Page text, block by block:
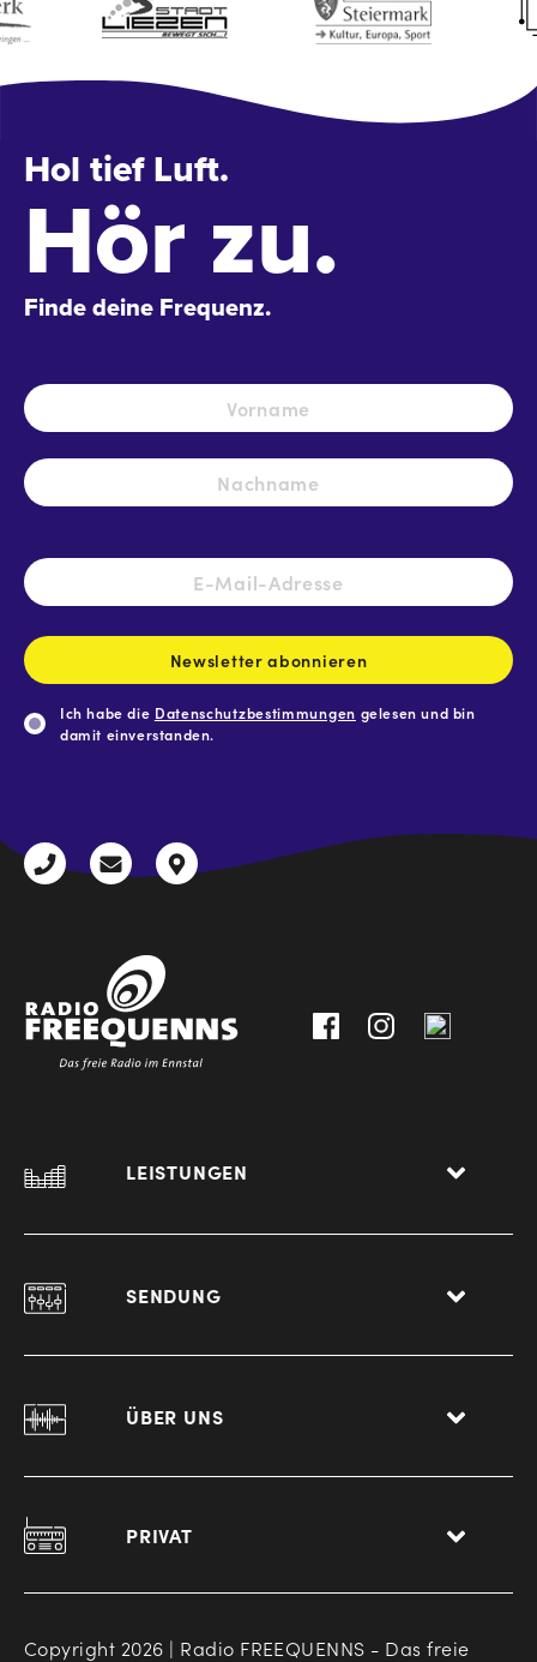
Hol tief Luft.
Hör zu.
Finde deine Frequenz.
Name *
E-
Mail-
Newsletter abonnieren
Ich habe die Datenschutzbestimmungen gelesen und bin
damit einverstanden.
+43
radio@freequenns.at
Kulturhausstraße
LEISTUNGEN
SENDUNG
ÜBER UNS
PRIVAT
Copyright 2026 | Radio FREEQUENNS - Das freie